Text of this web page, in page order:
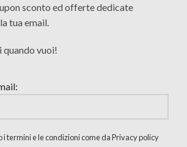
sconto ed offerte dedicate
tua email.
vuoi!
i termini e le condizioni come da Privacy policy